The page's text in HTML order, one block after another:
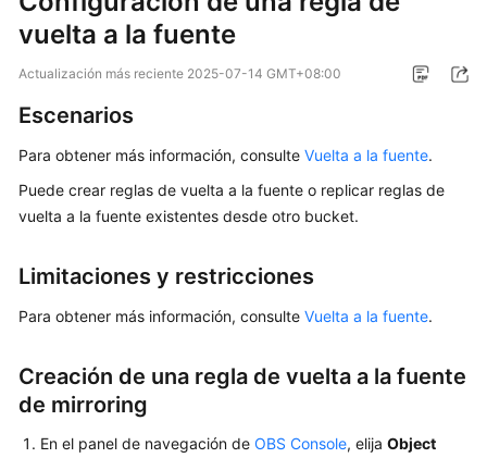
general
del
iniciales
Guía
usuario
Guía
usuario
Descripción
de
función
vuelta a la fuente
Actualización más reciente 2025-07-14 GMT+08:00
Escenarios
Para obtener más información, consulte Vuelta a la fuente.
Puede crear reglas de vuelta a la fuente o replicar reglas de
vuelta a la fuente existentes desde otro bucket.
Limitaciones y restricciones
Para obtener más información, consulte Vuelta a la fuente.
Creación de una regla de vuelta a la fuente
de mirroring
En el panel de navegación de OBS Console, elija Object